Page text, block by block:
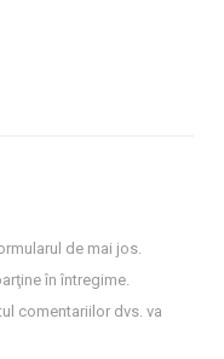
de mai jos.
în întregime.
comentariilor dvs. va